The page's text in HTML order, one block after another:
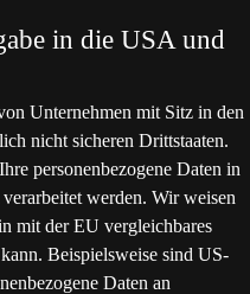
in die USA und
Unternehmen mit Sitz in den
nicht sicheren Drittstaaten.
personenbezogene Daten in
werden. Wir weisen
mit der EU vergleichbares
Beispielsweise sind US-
Daten an